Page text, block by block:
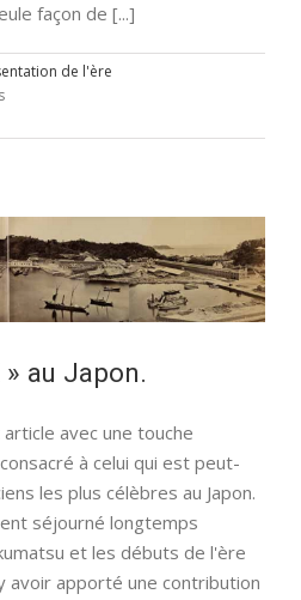
façon de [...]
de l'ère
sur
légende
(épisode
7/12)
au Japon.
avec une touche
à celui qui est peut-
les plus célèbres au Japon.
séjourné longtemps
et les débuts de l'ère
avoir apporté une contribution